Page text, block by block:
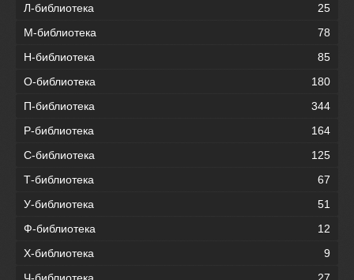
Л-библиотека
25
М-библиотека
78
Н-библиотека
85
О-библиотека
180
П-библиотека
344
Р-библиотека
164
С-библиотека
125
Т-библиотека
67
У-библиотека
51
Ф-библиотека
12
Х-библиотека
9